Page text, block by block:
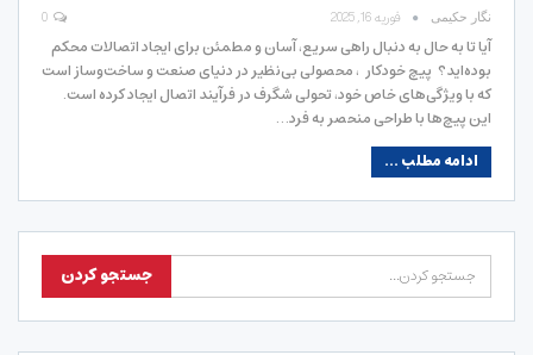
نگار حکیمی فوریه 16, 2025
آیا تا به حال به دنبال راهی سریع، آسان و مطمئن برای ایجاد اتصالات محکم
بوده‌اید؟ پیچ خودکار ، محصولی بی‌نظیر در دنیای صنعت و ساخت‌وساز است
که با ویژگی‌های خاص خود، تحولی شگرف در فرآیند اتصال ایجاد کرده است.
این پیچ‌ها با طراحی منحصر به فرد…
ادامه مطلب ...